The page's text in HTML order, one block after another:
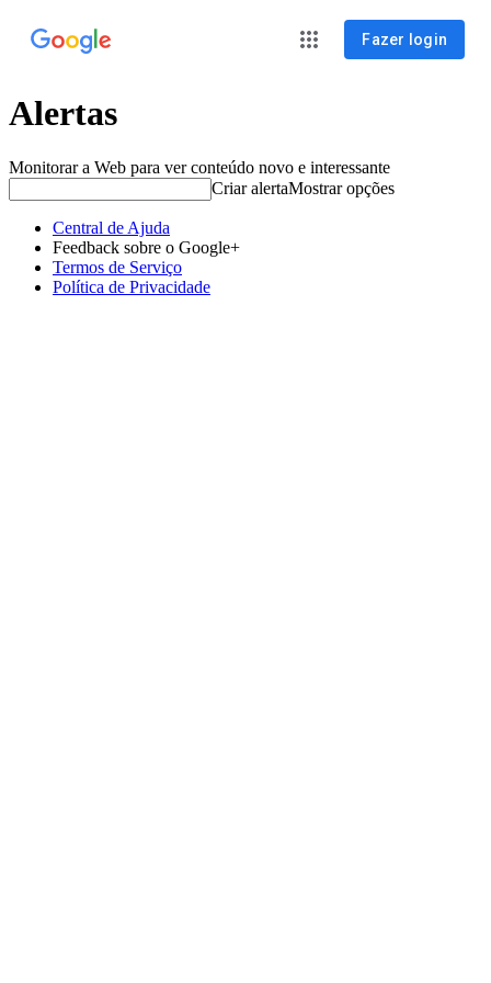
Fazer login
Alertas
Monitorar a Web para ver conteúdo novo e interessante
Criar alertaMostrar opções
Central de Ajuda
Feedback sobre o Google+
Termos de Serviço
Política de Privacidade